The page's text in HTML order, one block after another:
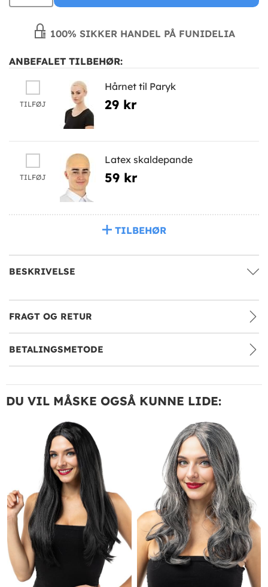
100% SIKKER HANDEL PÅ FUNIDELIA
ANBEFALET TILBEHØR:
TILFØJ
Hårnet til Paryk
29 kr
TILFØJ
Latex skaldepande
59 kr
TILBEHØR
BESKRIVELSE
FRAGT OG RETUR
BETALINGSMETODE
DU VIL MÅSKE OGSÅ KUNNE LIDE: